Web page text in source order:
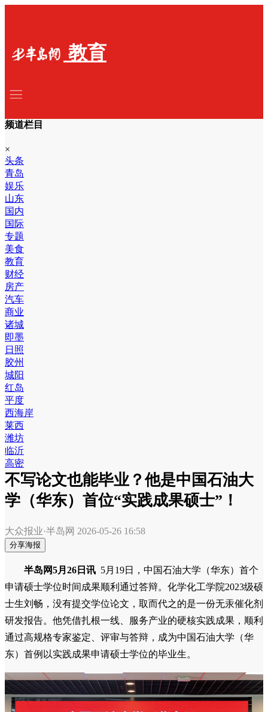
教育
频道栏目
×
头条
青岛
娱乐
山东
国内
国际
专题
美食
教育
财经
房产
汽车
商业
诸城
即墨
日照
胶州
城阳
红岛
平度
西海岸
莱西
潍坊
临沂
高密
不写论文也能毕业？他是中国石油大
学（华东）首位“实践成果硕士”！
大众报业·半岛网 2026-05-26 16:58
分享海报
半岛网5月26日讯 5月19日，中国石油大学（华东）首个
申请硕士学位时间成果顺利通过答辩。化学化工学院2023级硕
士生刘畅，没有提交学位论文，取而代之的是一份无汞催化剂
研发报告。他凭借扎根一线、服务产业的硬核实践成果，顺利
通过高规格专家鉴定、评审与答辩，成为中国石油大学（华
东）首例以实践成果申请硕士学位的毕业生。